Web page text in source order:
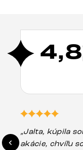
4,8
„Jalta, kúpila
akácie, chvíľu